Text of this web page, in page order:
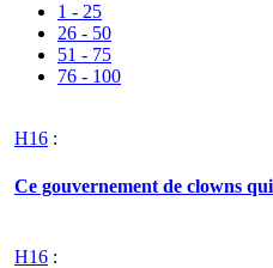
1 - 25
26 - 50
51 - 75
76 - 100
H16 :
Ce gouvernement de clowns
H16 :